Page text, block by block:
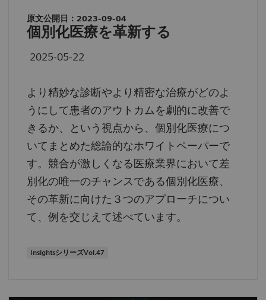
原文公開日：2023-09-04
個別化医療を革新する
2025-05-22
より精妙な診断やより精密な治療がどのよ
うにして患者のアウトカムを劇的に改善で
きるか、という視点から、個別化医療につ
いてまとめた総論的なホワイトペーパーで
す。競合が激しくなる医療業界において差
別化の唯一のチャンスである個別化医療、
その革新に向けた３つのアプローチについ
て、例を交じえて述べています。
InsightsシリーズVol.47